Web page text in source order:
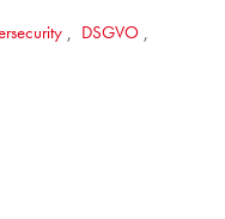
, DSGVO ,